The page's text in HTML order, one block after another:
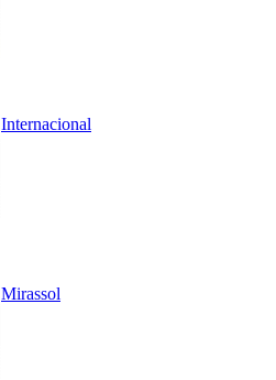
Internacional
Mirassol